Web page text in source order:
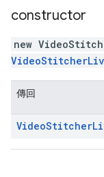
constructor
new
傳回
VideoStitcher